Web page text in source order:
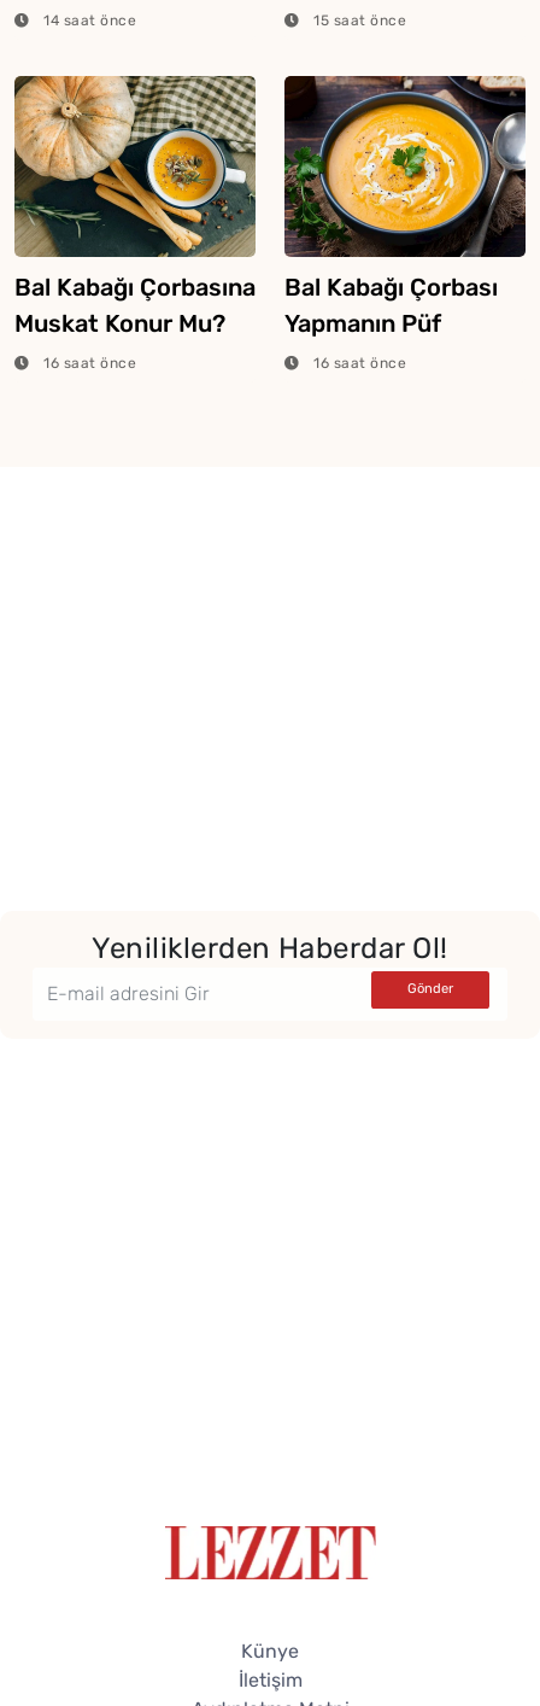
Saklanır?
14 saat önce
Tüyosu
15 saat önce
Bal Kabağı Çorbasına
Muskat Konur Mu?
16 saat önce
Bal Kabağı Çorbası
Yapmanın Püf
Noktaları
16 saat önce
Yeniliklerden Haberdar Ol!
Künye
İletişim